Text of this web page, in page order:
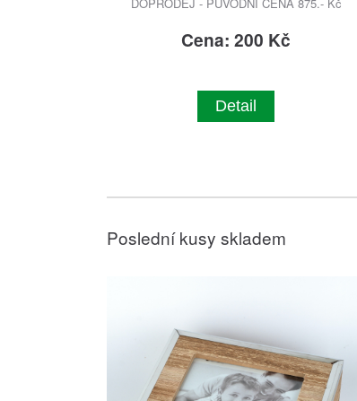
Cena: 200 Kč
Detail
Poslední kusy skladem